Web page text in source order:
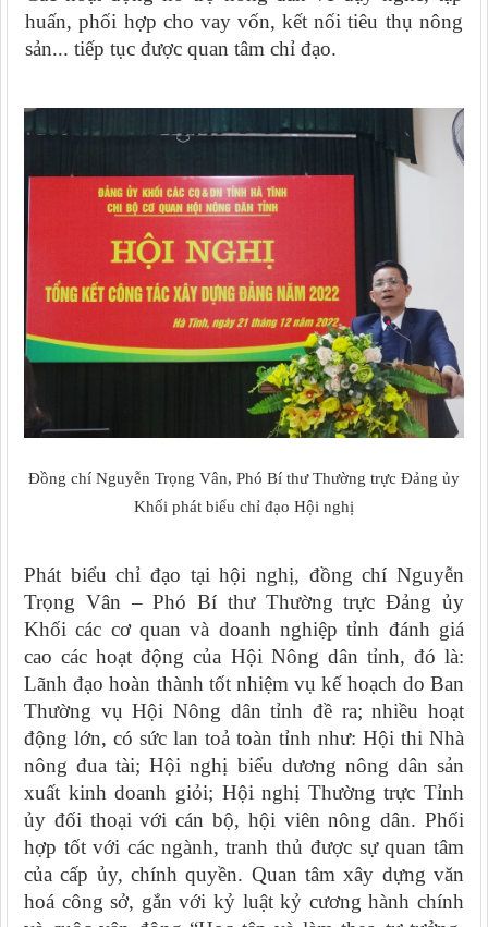
huấn, phối hợp cho vay vốn, kết nối tiêu thụ nông
sản... tiếp tục được quan tâm chỉ đạo.
Đồng chí Nguyễn Trọng Vân, Phó Bí thư Thường trực Đảng ủy
Khối phát biểu chỉ đạo Hội nghị
Phát biểu chỉ đạo tại hội nghị, đồng chí Nguyễn
Trọng Vân – Phó Bí thư Thường trực Đảng ủy
Khối các cơ quan và doanh nghiệp tỉnh đánh giá
cao các hoạt động của Hội Nông dân tỉnh, đó là:
Lãnh đạo hoàn thành tốt nhiệm vụ kế hoạch do Ban
Thường vụ Hội Nông dân tỉnh đề ra; nhiều hoạt
động lớn, có sức lan toả toàn tỉnh như: Hội thi Nhà
nông đua tài; Hội nghị biểu dương nông dân sản
xuất kinh doanh giỏi; Hội nghị Thường trực Tỉnh
ủy đối thoại với cán bộ, hội viên nông dân. Phối
hợp tốt với các ngành, tranh thủ được sự quan tâm
của cấp ủy, chính quyền. Quan tâm xây dựng văn
hoá công sở, gắn với kỷ luật kỷ cương hành chính